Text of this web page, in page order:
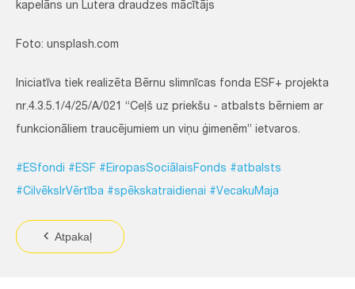
kapelāns un Lutera draudzes mācītājs
Foto: unsplash.com
Iniciatīva tiek realizēta Bērnu slimnīcas fonda ESF+ projekta
nr.4.3.5.1/4/25/A/021 “Ceļš uz priekšu - atbalsts bērniem ar
funkcionāliem traucējumiem un viņu ģimenēm” ietvaros.
#ESfondi #ESF #EiropasSociālaisFonds #atbalsts
#CilvēksIrVērtība #spēkskatraidienai #VecakuMaja
Atpakaļ